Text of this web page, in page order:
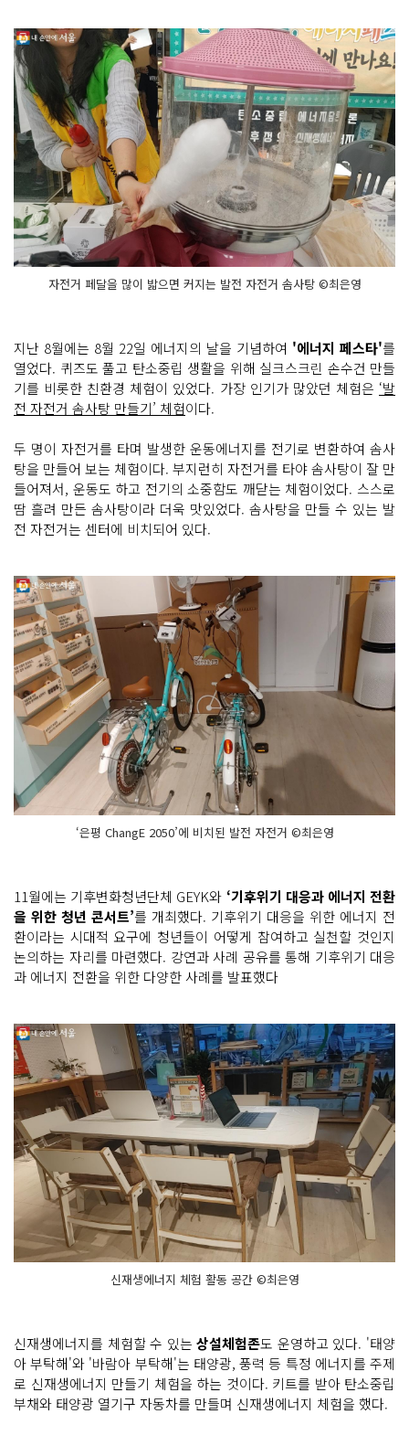
자전거 페달을 많이 밟으면 커지는 발전 자전거 솜사탕 ©최은영
지난 8월에는 8월 22일 에너지의 날을 기념하여 '에너지 페스타'를
열었다. 퀴즈도 풀고 탄소중립 생활을 위해 실크스크린 손수건 만들
기를 비롯한 친환경 체험이 있었다. 가장 인기가 많았던 체험은 ‘발
전 자전거 솜사탕 만들기’ 체험이다.
두 명이 자전거를 타며 발생한 운동에너지를 전기로 변환하여 솜사
탕을 만들어 보는 체험이다. 부지런히 자전거를 타야 솜사탕이 잘 만
들어져서, 운동도 하고 전기의 소중함도 깨닫는 체험이었다. 스스로
땀 흘려 만든 솜사탕이라 더욱 맛있었다. 솜사탕을 만들 수 있는 발
전 자전거는 센터에 비치되어 있다.
‘은평 ChangE 2050’에 비치된 발전 자전거 ©최은영
11월에는 기후변화청년단체 GEYK와 ‘기후위기 대응과 에너지 전환
을 위한 청년 콘서트’를 개최했다. 기후위기 대응을 위한 에너지 전
환이라는 시대적 요구에 청년들이 어떻게 참여하고 실천할 것인지
논의하는 자리를 마련했다. 강연과 사례 공유를 통해 기후위기 대응
과 에너지 전환을 위한 다양한 사례를 발표했다
신재생에너지 체험 활동 공간 ©최은영
신재생에너지를 체험할 수 있는상설체험존도 운영하고 있다. '태양
아 부탁해'와 '바람아 부탁해'는 태양광, 풍력 등 특정 에너지를 주제
로 신재생에너지 만들기 체험을 하는 것이다. 키트를 받아 탄소중립
부채와 태양광 열기구 자동차를 만들며 신재생에너지 체험을 했다.